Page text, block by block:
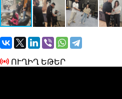
ՈՒՂԻՂ ԵԹԵՐ